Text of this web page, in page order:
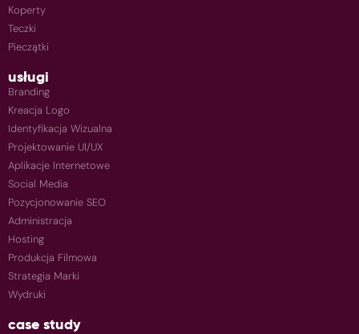
Koperty
Teczki
Pieczątki
usługi
Branding
Kreacja Logo
Identyfikacja Wizualna
Projektowanie UI/UX
Aplikacje Internetowe
Social Media
Pozycjonowanie SEO
Administracja
Hosting
Produkcja Filmowa
Strategia Marki
Wydruki
case study